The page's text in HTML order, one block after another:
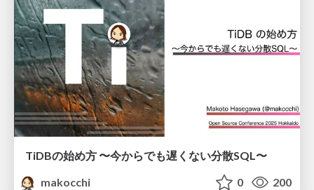
TiDBの始め方 〜今からでも遅くない分散SQL〜
makocchi
0 200